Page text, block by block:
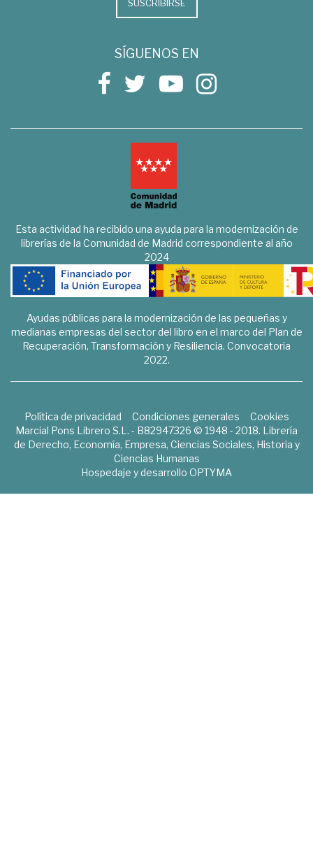
SUSCRIBIRSE
SÍGUENOS EN
Esta actividad ha recibido una ayuda para la modernización de
librerías de la Comunidad de Madrid correspondiente al año
2024
Ayudas públicas para la modernización de las pequeñas y
medianas empresas del sector del libro en el marco del Plan de
Recuperación, Transformación y Resiliencia. Convocatoria
2022.
Política de privacidad Condiciones generales
Cookies
Marcial Pons Librero S.L. - B82947326 © 1948 - 2018. Librería
de Derecho, Economía, Empresa, Ciencias Sociales, Historia y
Ciencias Humanas
Hospedaje y desarrollo OPTYMA